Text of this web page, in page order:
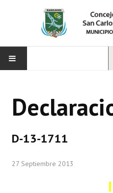
CONCEJO
Comisiones Permanentes
D-13-1711
27 Septiembre 2013